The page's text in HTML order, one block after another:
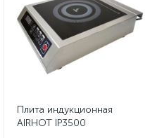
Плита индукционная
AIRHOT IP3500